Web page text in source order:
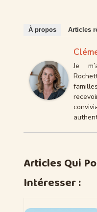
À propos Articles
Je
Articles Qui
Intéresser :